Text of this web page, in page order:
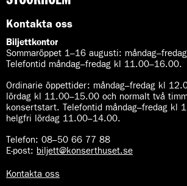
Kontakta oss
Biljettkontor
Sommaröppet 1–16 augusti:
Telefontid måndag–fredag kl 11.00–16.00.
Ordinarie öppettider: måndag–fredag kl
lördag kl 11.00–15.00 och normalt två
konsertstart. Telefontid måndag–fredag kl
helgfri lördag 11.00–14.00.
Telefon: 08–50 66 77 88
E-post: biljett@konserthuset.se
Kontakta oss